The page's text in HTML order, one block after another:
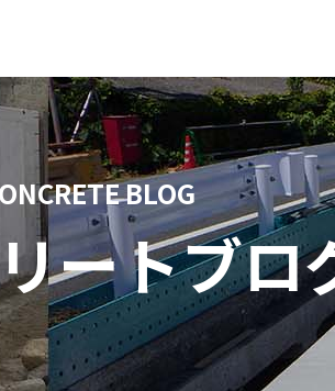
BLOG
ートブロ